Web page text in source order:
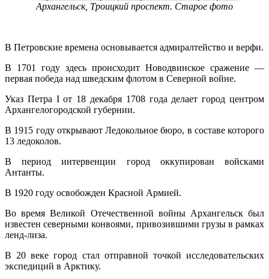
Архангельск, Троицкий проспект. Старое фото
В Петровские времена основывается адмиралтейство и верфи.
В 1701 году здесь происходит Новодвинское сражение —
первая победа над шведским флотом в Северной войне.
Указ Петра I от 18 декабря 1708 года делает город центром
Архангелогородской губернии.
В 1915 году открывают Ледокольное бюро, в составе которого
13 ледоколов.
В период интервенции город оккупирован войсками
Антанты.
В 1920 году освобожден Красной Армией.
Во время Великой Отечественной войны Архангельск был
известен северными конвоями, привозившими грузы в рамках
ленд-лиза.
В 20 веке город стал отправной точкой исследовательских
экспедиций в Арктику.